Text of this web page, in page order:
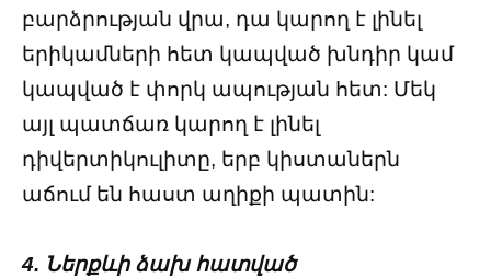
բարձրության վրա, դա կարող է լինել
երիկամների հետ կապված խնդիր կամ
կապված է փորկ ապության հետ: Մեկ
այլ պատճառ կարող է լինել
դիվերտիկուլիտը, երբ կիստաներն
աճում են հաստ աղիքի պատին:
4. Ներքևի ձախ հատված